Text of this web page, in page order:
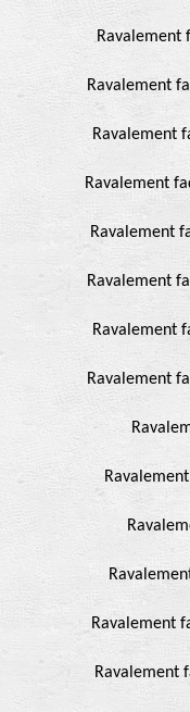
Ravalement
Ravalement
Ravalement
Ravalement
Ravalement
Ravalement
Ravalement
Ravalement
Ravalement
Ravalement